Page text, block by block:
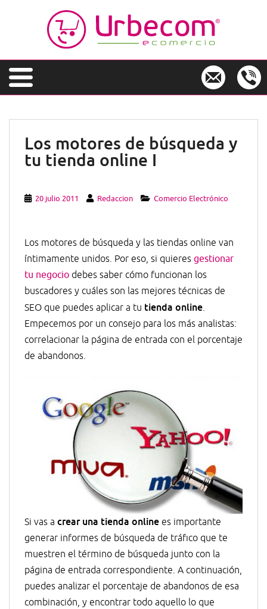
t
Los motores de búsqueda y
tu tienda online I
20 julio 2011 Redaccion Comercio Electrónico
Los motores de búsqueda y las tiendas online van
íntimamente unidos. Por eso, si quieres gestionar
tu negocio debes saber cómo funcionan los
buscadores y cuáles son las mejores técnicas de
SEO que puedes aplicar a tu tienda online.
Empecemos por un consejo para los más analistas:
correlacionar la página de entrada con el porcentaje
de abandonos.
Si vas a crear una tienda online es importante
generar informes de búsqueda de tráfico que te
muestren el término de búsqueda junto con la
página de entrada correspondiente. A continuación,
puedes analizar el porcentaje de abandonos de esa
combinación, y encontrar todo aquello lo que